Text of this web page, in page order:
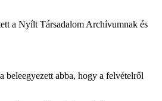
a Nyílt Társadalom Archívumnak és
beleegyezett abba, hogy a felvételről